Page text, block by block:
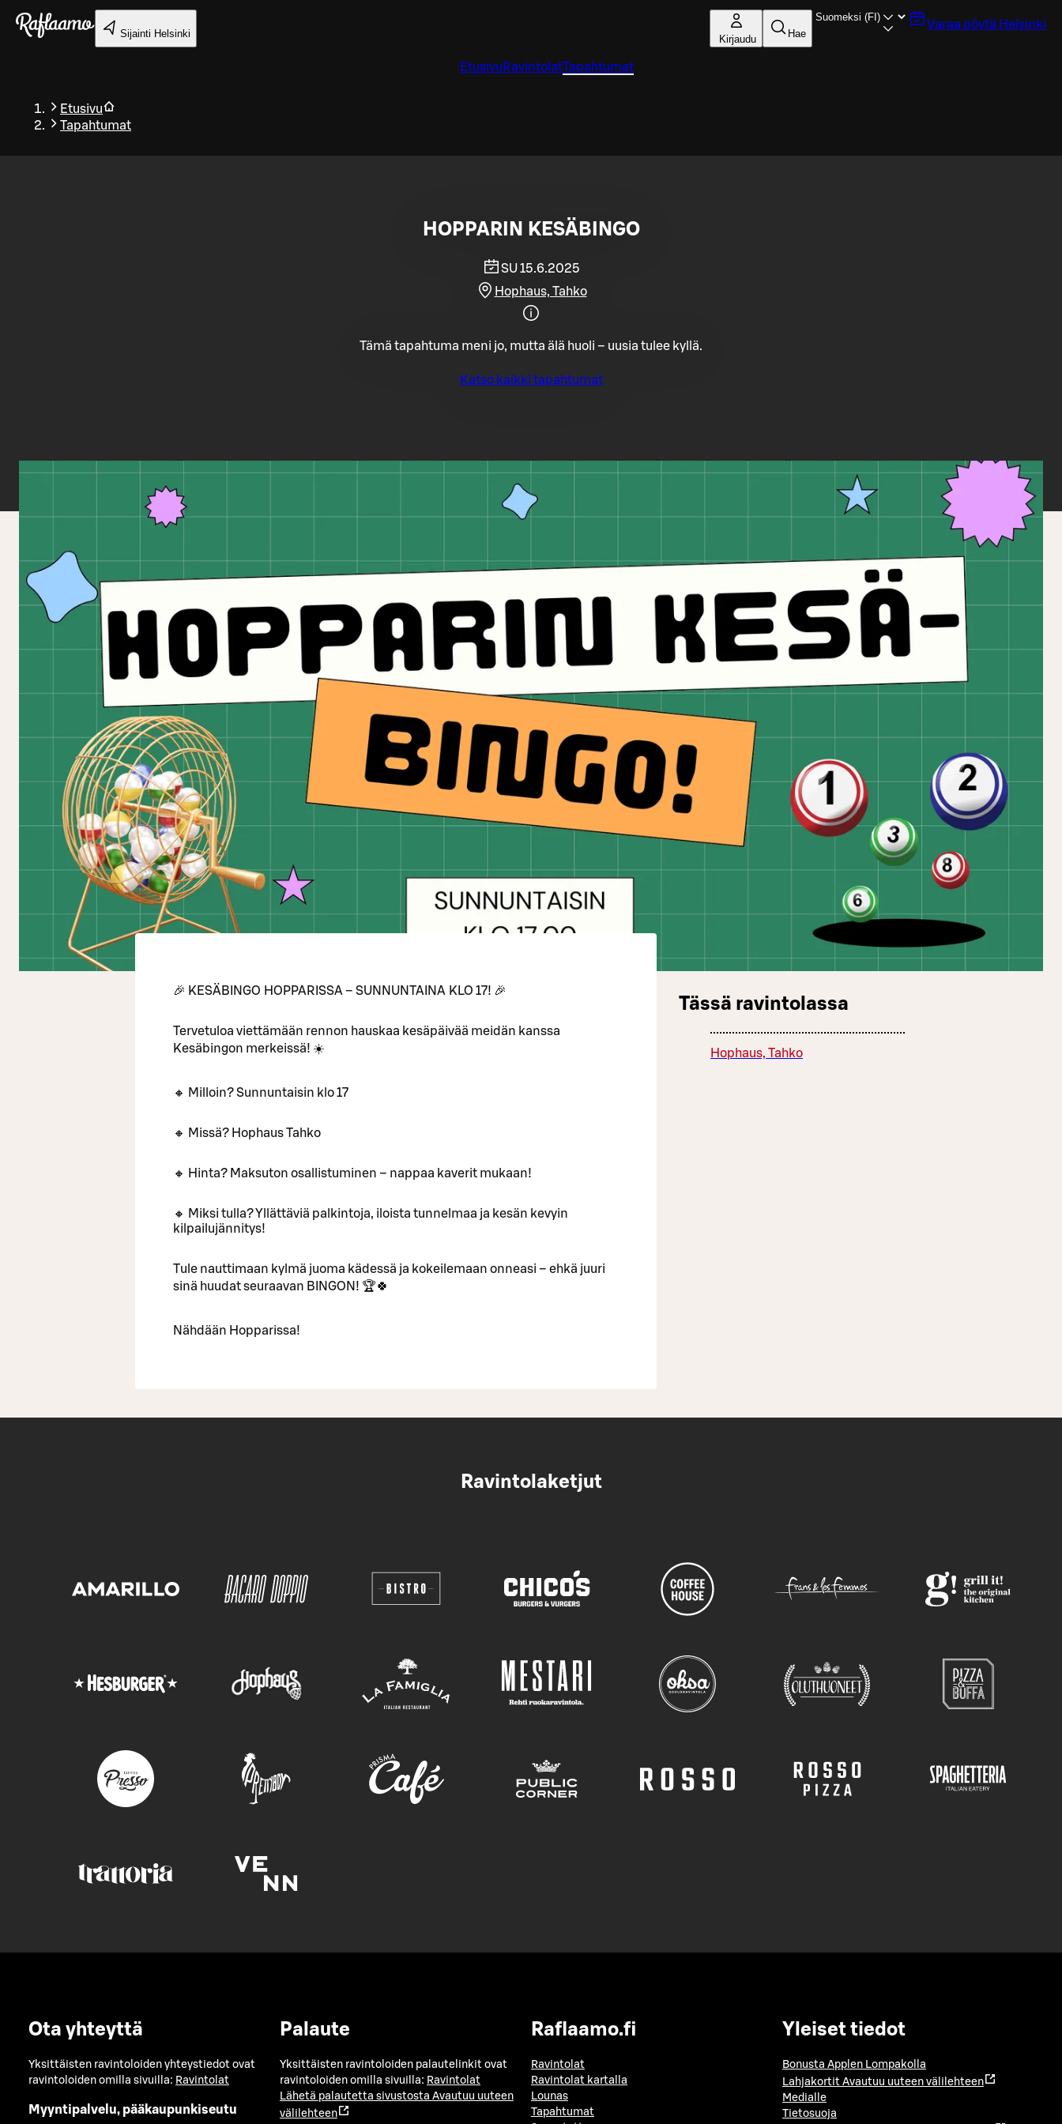
Siirry pääsisältöön
Sijainti Helsinki Kirjaudu Hae
Varaa pöytä Helsinki
Etusivu RavintolatTapahtumat
Etusivu
Tapahtumat
Takaisin
HOPPARIN KESÄBINGO
SU 15.6.2025
Hophaus, Tahko
Tämä tapahtuma meni jo, mutta älä huoli – uusia tulee kyllä.
Katso kaikki tapahtumat
🎉 KESÄBINGO HOPPARISSA – SUNNUNTAINA KLO 17! 🎉
Tervetuloa viettämään rennon hauskaa kesäpäivää meidän kanssa
Kesäbingon merkeissä! ☀️
🔸 Milloin? Sunnuntaisin klo 17
🔸 Missä? Hophaus Tahko
🔸 Hinta? Maksuton osallistuminen – nappaa kaverit mukaan!
🔸 Miksi tulla? Yllättäviä palkintoja, iloista tunnelmaa ja kesän kevyin
kilpailujännitys!
Tule nauttimaan kylmä juoma kädessä ja kokeilemaan onneasi – ehkä juuri
sinä huudat seuraavan BINGON! 🏆🍀
Nähdään Hopparissa!
Tässä ravintolassa
Hophaus, Tahko
Ravintolaketjut
Ota yhteyttä
Yksittäisten ravintoloiden yhteystiedot ovat
ravintoloiden omilla sivuilla: Ravintolat
Myyntipalvelu, pääkaupunkiseutu
Palaute
Yksittäisten ravintoloiden palautelinkit ovat
ravintoloiden omilla sivuilla: Ravintolat
Lähetä palautetta sivustosta Avautuu uuteen
välilehteen
Raflaamo.fi
Ravintolat
Ravintolat kartalla
Lounas
Tapahtumat
Yleiset tiedot
Bonusta Applen Lompakolla
Lahjakortit Avautuu uuteen välilehteen
Medialle
Tietosuoja